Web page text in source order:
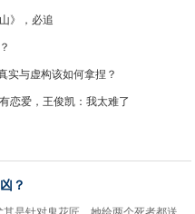
》，必追
实与虚构该如何拿捏？
恋爱，王俊凯：我太难了
？